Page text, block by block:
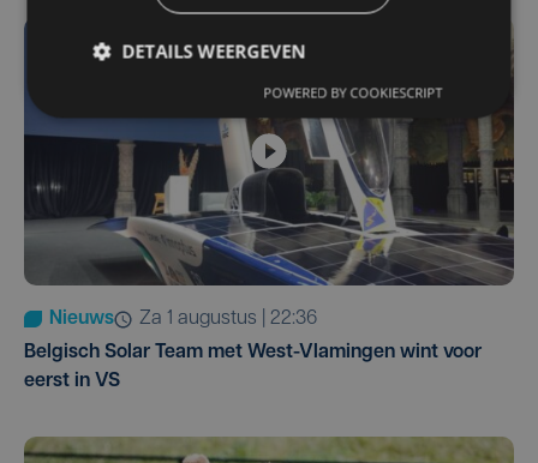
Nieuws
za 1 augustus | 22:36
Belgisch Solar Team met West-Vlamingen wint voor
eerst in VS
DETAILS WEERGEVEN
POWERED BY COOKIESCRIPT